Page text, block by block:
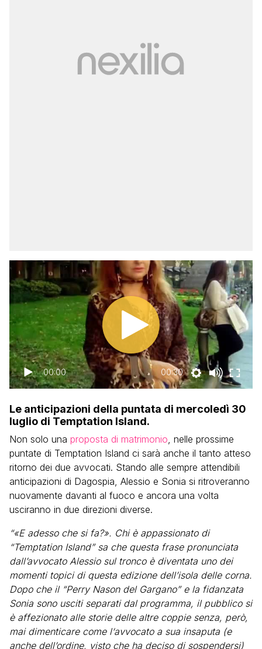
00:00 00:30
Le anticipazioni della puntata di mercoledì 30
luglio di Temptation Island.
Non solo una proposta di matrimonio, nelle prossime
puntate di Temptation Island ci sarà anche il tanto atteso
ritorno dei due avvocati. Stando alle sempre attendibili
anticipazioni di Dagospia, Alessio e Sonia si ritroveranno
nuovamente davanti al fuoco e ancora una volta
usciranno in due direzioni diverse.
“«E adesso che si fa?». Chi è appassionato di
“Temptation Island” sa che questa frase pronunciata
dall’avvocato Alessio sul tronco è diventata uno dei
momenti topici di questa edizione dell’isola delle corna.
Dopo che il “Perry Nason del Gargano” e la fidanzata
Sonia sono usciti separati dal programma, il pubblico si
è affezionato alle storie delle altre coppie senza, però,
mai dimenticare come l‘avvocato a sua insaputa (e
anche dell’ordine, visto che ha deciso di sospendersi)